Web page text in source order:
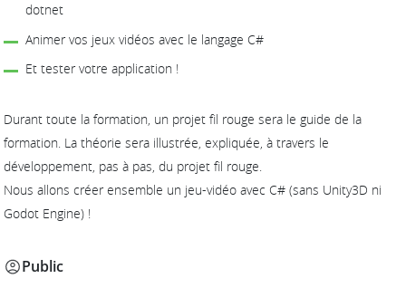
dotnet
Animer vos jeux vidéos avec le langage C#
Et tester votre application !
Durant toute la formation, un projet fil rouge sera le guide de la
formation. La théorie sera illustrée, expliquée, à travers le
développement, pas à pas, du projet fil rouge.
Nous allons créer ensemble un jeu-vidéo avec C# (sans Unity3D ni
Godot Engine) !
Public